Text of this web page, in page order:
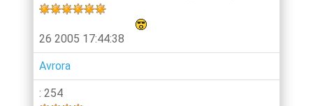
26 2005 17:44:38
Avrora
: 254